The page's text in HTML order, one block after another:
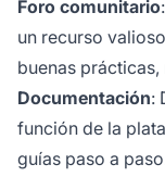
Foro comunitario
un recurso
buenas
Documentación:
función de la
guías paso a